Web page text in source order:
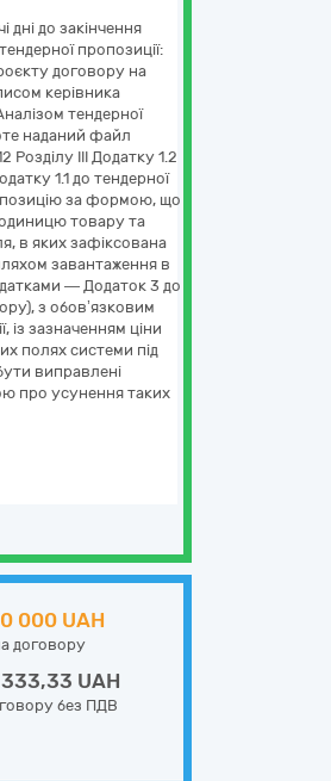
до закінчення
пропозиції:
договору на
керівника
тендерної
наданий файл
ІІІ Додатку 1.2
1.1 до тендерної
за формою, що
одиницю товару та
в яких зафіксована
завантаження в
— Додаток 3 до
з обов’язковим
із зазначенням ціни
полях системи під
виправлені
про усунення таких
000 UAH
договору
UAH
без ПДВ